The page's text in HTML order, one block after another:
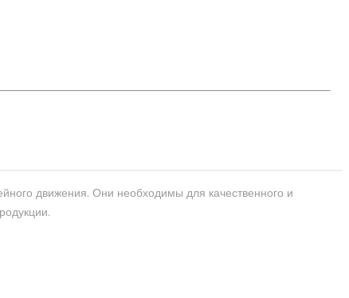
движения. Они необходимы для качественного и